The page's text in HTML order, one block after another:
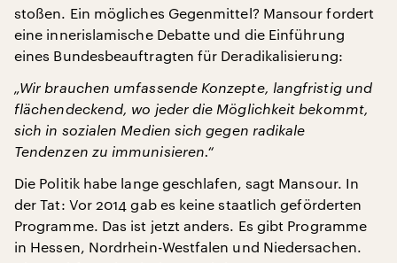
stoßen. Ein mögliches Gegenmittel? Mansour fordert
eine innerislamische Debatte und die Einführung
eines Bundesbeauftragten für Deradikalisierung:
„Wir brauchen umfassende Konzepte, langfristig und
flächendeckend, wo jeder die Möglichkeit bekommt,
sich in sozialen Medien sich gegen radikale
Tendenzen zu immunisieren.“
Die Politik habe lange geschlafen, sagt Mansour. In
der Tat: Vor 2014 gab es keine staatlich geförderten
Programme. Das ist jetzt anders. Es gibt Programme
in Hessen, Nordrhein-Westfalen und Niedersachen.